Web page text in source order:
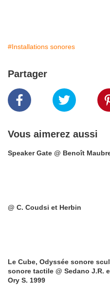
#Installations sonores
Partager
Vous aimerez aussi
Speaker Gate @ Benoît
@ C. Coudsi et Herbin
Le Cube, Odyssée sonore
sonore tactile @ Sedano J.R.
Ory S. 1999